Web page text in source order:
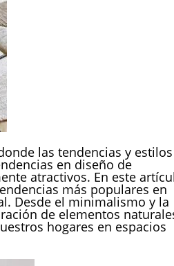
las tendencias y estilos
en diseño de
atractivos. En este
más populares en
Desde el minimalismo y la
de elementos
hogares en espacios